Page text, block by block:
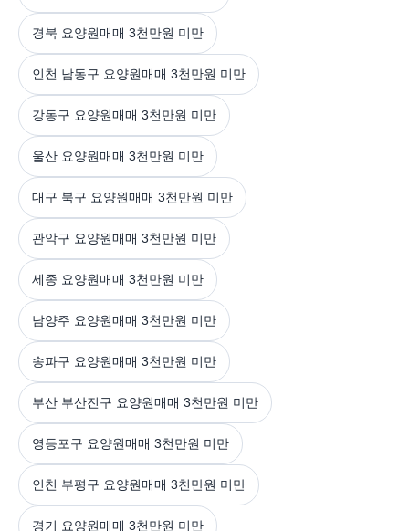
경북 요양원매매 3천만원 미만
인천 남동구 요양원매매 3천만원 미만
강동구 요양원매매 3천만원 미만
울산 요양원매매 3천만원 미만
대구 북구 요양원매매 3천만원 미만
관악구 요양원매매 3천만원 미만
세종 요양원매매 3천만원 미만
남양주 요양원매매 3천만원 미만
송파구 요양원매매 3천만원 미만
부산 부산진구 요양원매매 3천만원 미만
영등포구 요양원매매 3천만원 미만
인천 부평구 요양원매매 3천만원 미만
경기 요양원매매 3천만원 미만